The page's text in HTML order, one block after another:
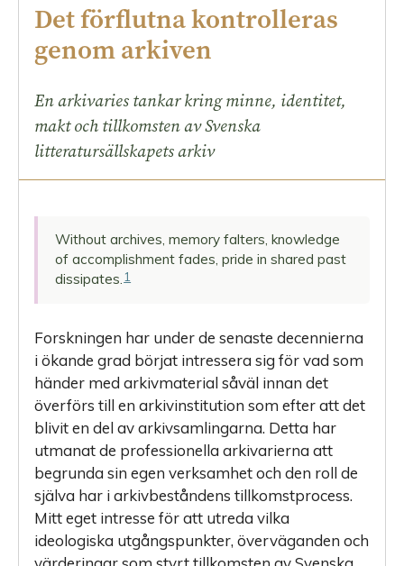
med
underton
Framtidens
arkiv?
Det förflutna kontrolleras
genom arkiven
En arkivaries tankar kring minne, identitet,
makt och tillkomsten av Svenska
litteratursällskapets arkiv
Without archives, memory falters, knowledge
of accomplishment fades, pride in shared past
dissipates. 1
Forskningen har under de senaste decennierna
i ökande grad börjat intressera sig för vad som
händer med arkivmaterial såväl innan det
överförs till en arkivinstitution som efter att det
blivit en del av arkivsamlingarna. Detta har
utmanat de professionella arkivarierna att
begrunda sin egen verksamhet och den roll de
själva har i arkivbeståndens tillkomstprocess.
Mitt eget intresse för att utreda vilka
ideologiska utgångspunkter, överväganden och